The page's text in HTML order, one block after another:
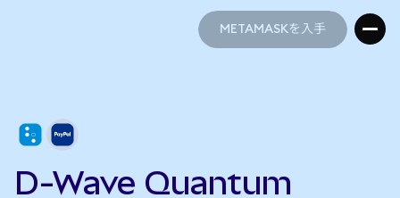
METAMASKを入手
D-Wave Quantum